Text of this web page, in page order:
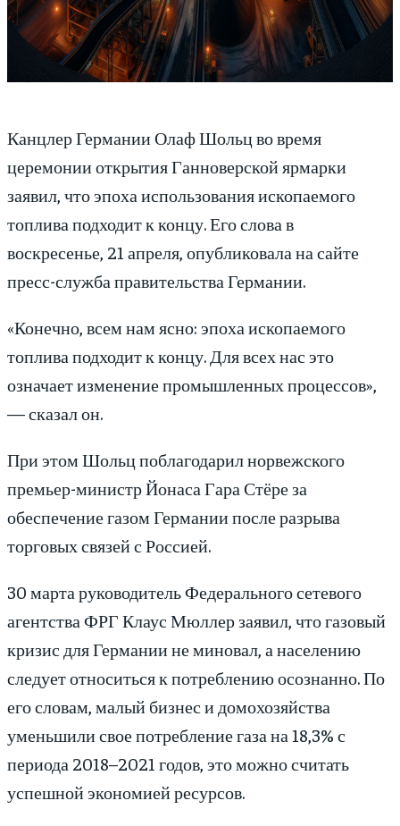
Канцлер Германии Олаф Шольц во время
церемонии открытия Ганноверской ярмарки
заявил, что эпоха использования ископаемого
топлива подходит к концу. Его слова в
воскресенье, 21 апреля, опубликовала на сайте
пресс-служба правительства Германии.
«Конечно, всем нам ясно: эпоха ископаемого
топлива подходит к концу. Для всех нас это
означает изменение промышленных процессов»,
— сказал он.
При этом Шольц поблагодарил норвежского
премьер-министр Йонаса Гара Стёре за
обеспечение газом Германии после разрыва
торговых связей с Россией.
30 марта руководитель Федерального сетевого
агентства ФРГ Клаус Мюллер заявил, что газовый
кризис для Германии не миновал, а населению
следует относиться к потреблению осознанно. По
его словам, малый бизнес и домохозяйства
уменьшили свое потребление газа на 18,3% с
периода 2018–2021 годов, это можно считать
успешной экономией ресурсов.